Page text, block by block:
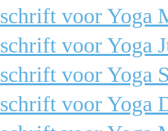
voor Yoga
voor Yoga
voor Yoga
voor Yoga